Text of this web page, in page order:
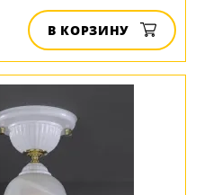
В КОРЗИНУ